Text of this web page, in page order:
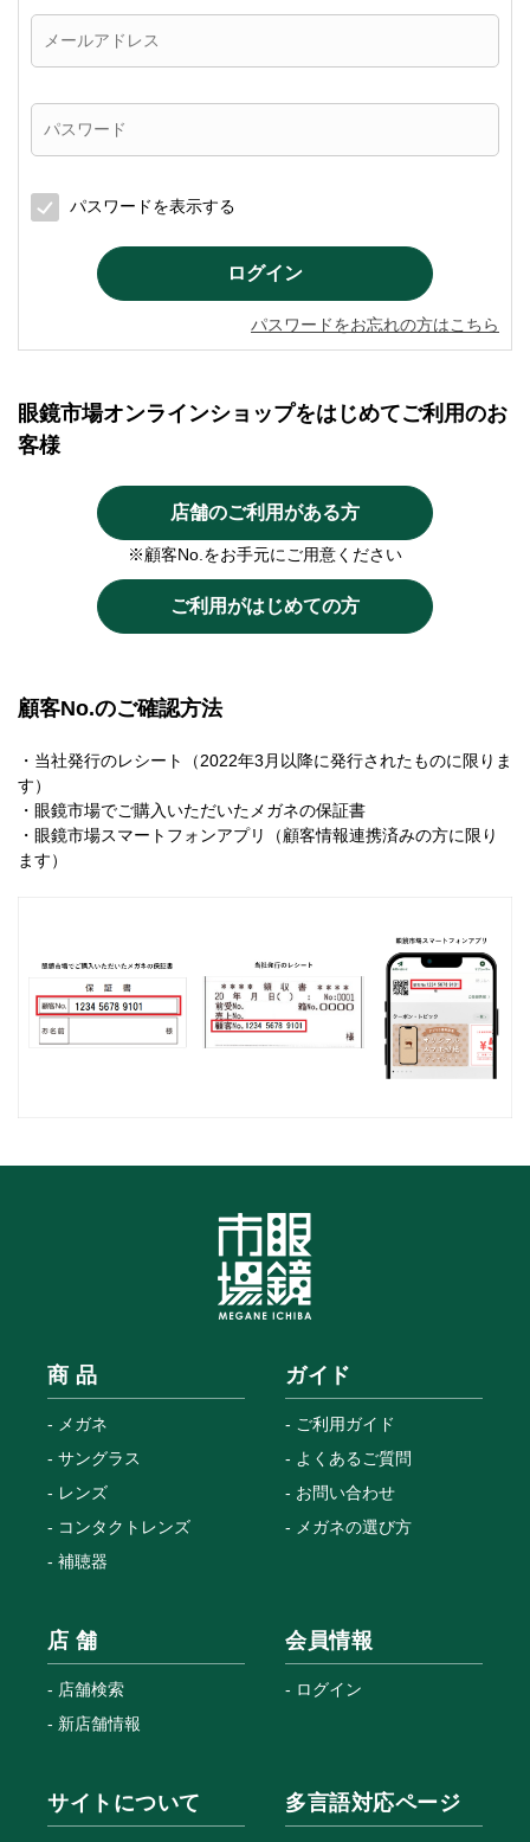
パスワードを表示する
パスワードをお忘れの方はこちら
眼鏡市場オンラインショップをはじめてご利用のお
客様
店舗のご利用がある方
※顧客No.をお手元にご用意ください
ご利用がはじめての方
顧客No.のご確認方法
・当社発行のレシート（2022年3月以降に発行されたものに限りま
す）
・眼鏡市場でご購入いただいたメガネの保証書
・眼鏡市場スマートフォンアプリ（顧客情報連携済みの方に限り
ます）
商 品
メガネ
サングラス
レンズ
コンタクトレンズ
補聴器
ガイド
ご利用ガイド
よくあるご質問
お問い合わせ
メガネの選び方
店 舗
店舗検索
新店舗情報
会員情報
ログイン
サイトについて 多言語対応ページ